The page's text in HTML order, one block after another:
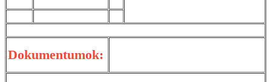
Dokumentumok: